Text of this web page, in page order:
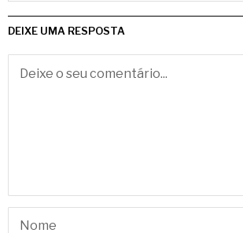
DEIXE UMA RESPOSTA